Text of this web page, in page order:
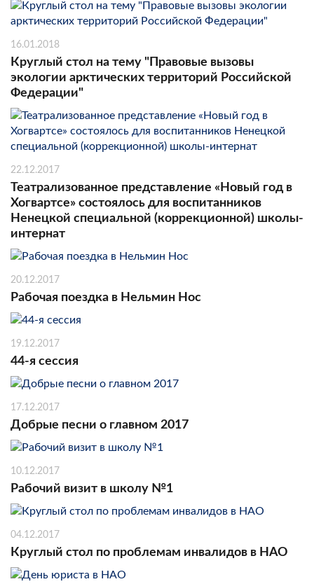
16.01.2018
Круглый стол на тему "Правовые вызовы
экологии арктических территорий Российской
Федерации"
22.12.2017
Театрализованное представление «Новый год в
Хогвартсе» состоялось для воспитанников
Ненецкой специальной (коррекционной) школы-
интернат
20.12.2017
Рабочая поездка в Нельмин Нос
19.12.2017
44-я сессия
17.12.2017
Добрые песни о главном 2017
10.12.2017
Рабочий визит в школу №1
04.12.2017
Круглый стол по проблемам инвалидов в НАО